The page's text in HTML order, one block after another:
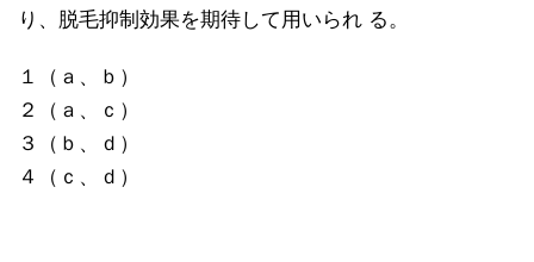
り、脱毛抑制効果を期待して用いられ る。
１（ａ、ｂ）
２（ａ、ｃ）
３（ｂ、ｄ）
４（ｃ、ｄ）